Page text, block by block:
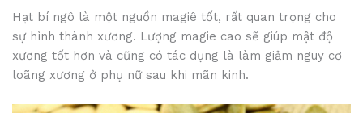
Hạt bí ngô là một nguồn magiê tốt, rất quan trọng cho
sự hình thành xương. Lượng magie cao sẽ giúp mật độ
xương tốt hơn và cũng có tác dụng là làm giảm nguy cơ
loãng xương ở phụ nữ sau khi mãn kinh.